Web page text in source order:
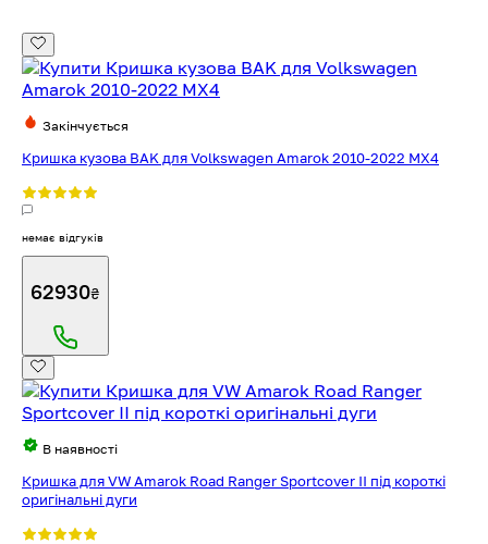
Закінчується
Кришка кузова BAK для Volkswagen Amarok 2010-2022 MX4
немає відгуків
62930₴
В наявності
Кришка для VW Amarok Road Ranger Sportcover II під короткі
оригінальні дуги